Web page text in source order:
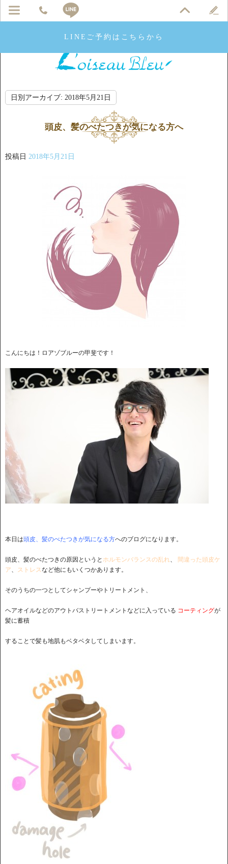
LINEご予約はこちらから
日別アーカイブ: 2018年5月21日
頭皮、髪のべたつきが気になる方へ
投稿日 2018年5月21日
こんにちは！ロアゾブルーの甲斐です！
本日は頭皮、髪のべたつきが気になる方へのブログになります。
頭皮、髪のべたつきの原因というと ホルモンバランスの乱れ
間違った頭皮ケ
ア
ストレスなど他にもいくつかあります。
そのうちの一つとしてシャンプーやトリートメント、
ヘアオイルなどのアウトバストリートメントなどに入っている コーティングが
髪に蓄積
することで髪も地肌もベタベタしてしまいます。